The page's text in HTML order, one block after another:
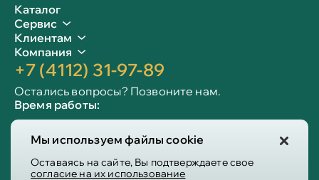
Мы используем файлы cookie
Оставаясь на сайте, Вы подтверждаете свое
согласие на их использование
Каталог
Сервис
Клиентам
Компания
+7 (4112) 31-97-89
Остались вопросы? Позвоните нам.
Время работы:
Сб-вс: 10:00 - 19:00
Info@victoria-mebel.ru